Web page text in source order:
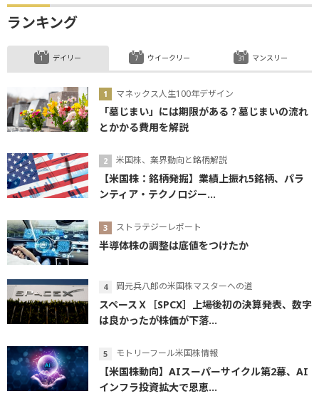
ランキング
デイリー
マネックス人生100年デザイン
「墓じまい」には期限がある？墓じまいの流れ
とかかる費用を解説
米国株、業界動向と銘柄解説
【米国株：銘柄発掘】業績上振れ5銘柄、パラ
ンティア・テクノロジー...
ストラテジーレポート
半導体株の調整は底値をつけたか
岡元兵八郎の米国株マスターへの道
スペースＸ［SPCX］上場後初の決算発表、数字
は良かったが株価が下落...
モトリーフール米国株情報
【米国株動向】AIスーパーサイクル第2幕、AI
インフラ投資拡大で恩恵...
ウイークリー マンスリー